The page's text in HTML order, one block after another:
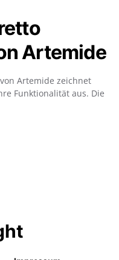
Artemide
Artemide zeichnet
Funktionalität aus. Die